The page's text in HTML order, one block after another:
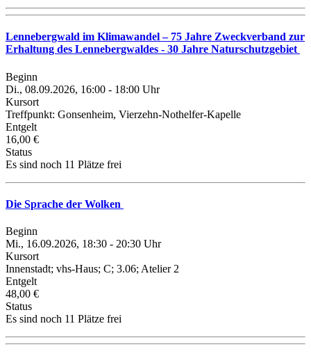
Lennebergwald im Klimawandel – 75 Jahre Zweckverband zur
Erhaltung des Lennebergwaldes - 30 Jahre Naturschutzgebiet
Beginn
Di., 08.09.2026, 16:00 - 18:00 Uhr
Kursort
Treffpunkt: Gonsenheim, Vierzehn-Nothelfer-Kapelle
Entgelt
16,00 €
Status
Es sind noch 11 Plätze frei
Die Sprache der Wolken
Beginn
Mi., 16.09.2026, 18:30 - 20:30 Uhr
Kursort
Innenstadt; vhs-Haus; C; 3.06; Atelier 2
Entgelt
48,00 €
Status
Es sind noch 11 Plätze frei